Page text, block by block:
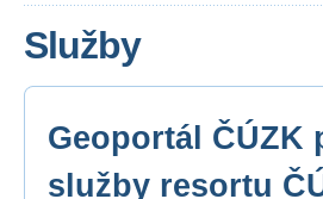
Služby
Geoportál
služby resortu